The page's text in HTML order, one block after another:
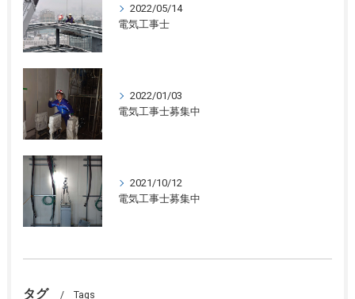
2022/05/14
電気工事士
2022/01/03
電気工事士募集中
2021/10/12
電気工事士募集中
タグ Tags